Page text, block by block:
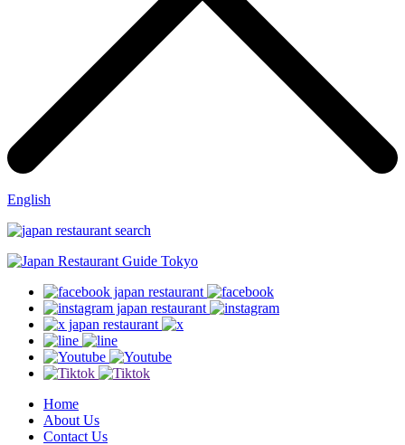
English
Home
About Us
Contact Us